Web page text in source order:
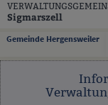
Zum Inhalt,zur Navigation
Sigmarszell
Gemeinde Hergensweiler